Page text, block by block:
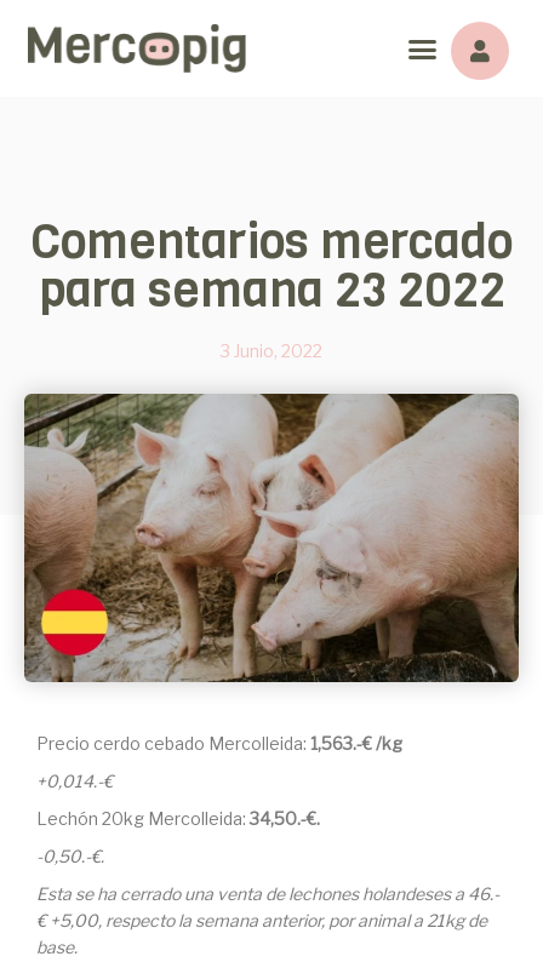
Comentarios mercado
para semana 23 2022
3 Junio, 2022
Precio cerdo cebado Mercolleida: 1,563.-€ /kg
+0,014.-€
Lechón 20kg Mercolleida:34,50.-€.
-0,50.-€.
Esta se ha cerrado una venta de lechones holandeses a 46.-
€ +5,00, respecto la semana anterior, por animal a 21kg de
base.